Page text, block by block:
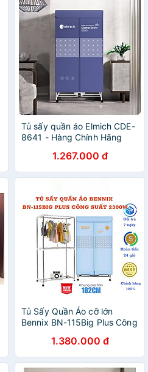
Tủ sấy quần áo Elmich CDE-
8641 - Hàng Chính Hãng
1.267.000 đ
Tủ Sấy Quần Áo cỡ lớn
Bennix BN-115Big Plus Công
Tháng Hàng Chính Hãng
1.380.000 đ